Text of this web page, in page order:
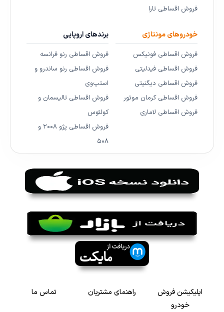
فروش اقساطی تارا
خودروهای مونتاژی
فروش اقساطی فونیکس
فروش اقساطی فیدلیتی
فروش اقساطی دیگنیتی
فروش اقساطی کرمان موتور
فروش اقساطی لاماری
برندهای اروپایی
فروش اقساطی رنو فرانسه
فروش اقساطی رنو ساندرو و
استپ‌وی
فروش اقساطی تالیسمان و
کولئوس
فروش اقساطی پژو ۲۰۰۸ و
۵۰۸
اپلیکیشن فروش
خودرو
راهنمای مشتریان تماس ما